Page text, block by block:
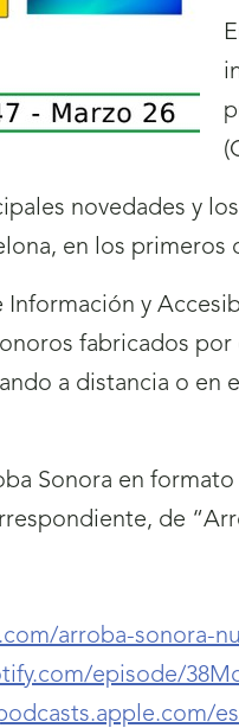
novedades y
en los primeros
Información y
fabricados
a distancia o en
Sonora en
de
arroba-sonora-
episode/